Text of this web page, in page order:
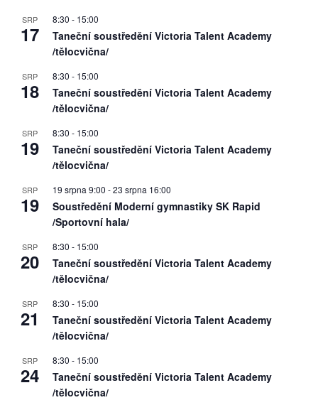
SRP
17
8:30 - 15:00
Taneční soustředění Victoria Talent Academy
/tělocvična/
SRP
18
8:30 - 15:00
Taneční soustředění Victoria Talent Academy
/tělocvična/
SRP
19
8:30 - 15:00
Taneční soustředění Victoria Talent Academy
/tělocvična/
SRP
19
19 srpna 9:00 -23 srpna 16:00
Soustředění Moderní gymnastiky SK Rapid
/Sportovní hala/
SRP
20
8:30 - 15:00
Taneční soustředění Victoria Talent Academy
/tělocvična/
SRP
21
8:30 - 15:00
Taneční soustředění Victoria Talent Academy
/tělocvična/
SRP
24
8:30 - 15:00
Taneční soustředění Victoria Talent Academy
/tělocvična/